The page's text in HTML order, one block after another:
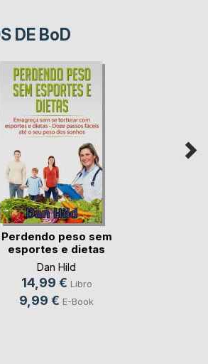
DE BoD
Perdendo peso sem
esportes e dietas
Dan Hild
14,99 € Libro
9,99 € E-Book